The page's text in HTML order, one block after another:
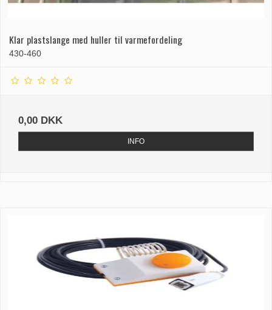
Klar plastslange med huller til varmefordeling
430-460
0,00 DKK
INFO